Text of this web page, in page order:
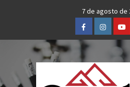
7 de agosto de
FacebookInstagram